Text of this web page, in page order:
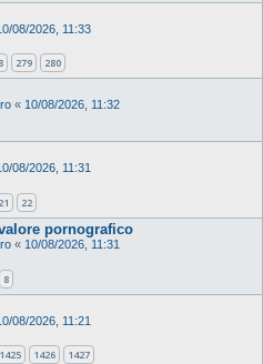
08/2026, 11:33
279 280
« 10/08/2026, 11:32
08/2026, 11:31
21 22
pornografico
« 10/08/2026, 11:31
8
08/2026, 11:21
1425 1426 1427